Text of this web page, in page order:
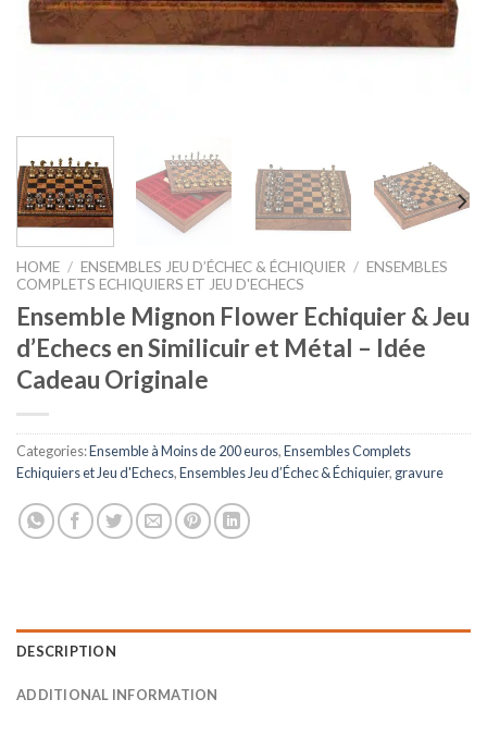
HOME / ENSEMBLES JEU D’ÉCHEC & ÉCHIQUIER / ENSEMBLES
COMPLETS ECHIQUIERS ET JEU D'ECHECS
Ensemble Mignon Flower Echiquier & Jeu
d’Echecs en Similicuir et Métal – Idée
Cadeau Originale
Categories:Ensemble à Moins de 200 euros,Ensembles Complets
Echiquiers et Jeu d'Echecs,Ensembles Jeu d’Échec & Échiquier, gravure
DESCRIPTION
ADDITIONAL INFORMATION